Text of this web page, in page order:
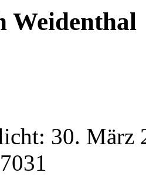
Weidenthal
30. März